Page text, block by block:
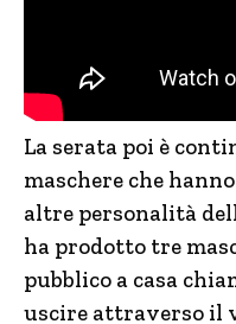
La serata poi è
maschere che
altre personalità
ha prodotto tre
pubblico a casa
uscire attraverso il